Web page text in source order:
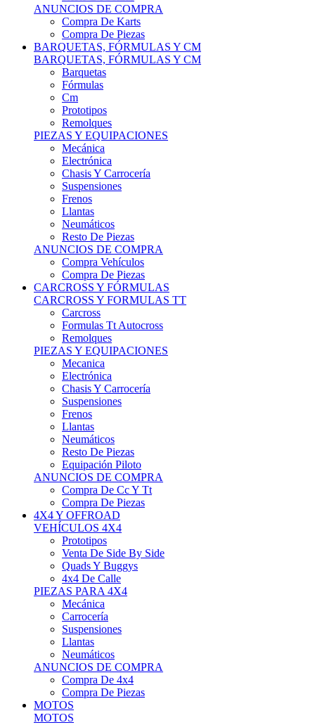
Compra De Karts
Compra De Piezas
BARQUETAS, FÓRMULAS Y CM
BARQUETAS, FÓRMULAS Y CM
Barquetas
Fórmulas
Cm
Prototipos
Remolques
PIEZAS Y EQUIPACIONES
Mecánica
Electrónica
Chasis Y Carrocería
Suspensiones
Frenos
Llantas
Neumáticos
Resto De Piezas
ANUNCIOS DE COMPRA
Compra Vehículos
Compra De Piezas
CARCROSS Y FÓRMULAS
CARCROSS Y FORMULAS TT
Carcross
Formulas Tt Autocross
Remolques
PIEZAS Y EQUIPACIONES
Mecanica
Electrónica
Chasis Y Carrocería
Suspensiones
Frenos
Llantas
Neumáticos
Resto De Piezas
Equipación Piloto
ANUNCIOS DE COMPRA
Compra De Cc Y Tt
Compra De Piezas
4X4 Y OFFROAD
VEHÍCULOS 4X4
Prototipos
Venta De Side By Side
Quads Y Buggys
4x4 De Calle
PIEZAS PARA 4X4
Mecánica
Carrocería
Suspensiones
Llantas
Neumáticos
ANUNCIOS DE COMPRA
Compra De 4x4
Compra De Piezas
MOTOS
MOTOS
Motos De Circuito